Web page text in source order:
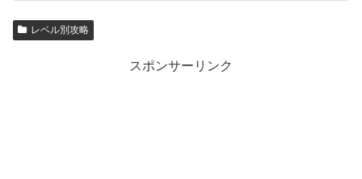
レベル別攻略
スポンサーリンク